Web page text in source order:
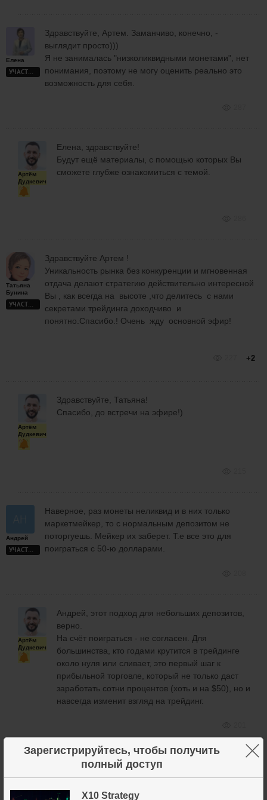
Зарегистрируйтесь, чтобы получить
полный доступ
X10 Strategy
×
Елена
УЧАСТНИК
Здравствуйте, Артем. Заманчиво, конечно, -
выглядит просто)))
Я не занималась "низколиквидными монетами", нет
понимания, поэтому не могу оценить реально это
возможность для себя.
Артём
Дудкевич
Елена, здравствуйте!
Будут ещё материалы, с помощью которых Вы
сможете глубже ознакомиться с темой.
Татьяна
Бунина
УЧАСТНИК
Здравствуйте Артем !
Уникальность рынка без конкуренции и мгновенная
отдача делают стратегию действительно интересной
Вы , как всегда на высоте ,что делитесь с нами
секретами.трейдинга доходчиво и
понятно.Спасибо.! Очень жду основной эфир!
+2
Артём
Дудкевич
Здравствуйте, Татьяна!
Спасибо, до встречи на эфире!)
Андрей
УЧАСТНИК
Наверное, раз монеты неликвид и в них только
маркетмейкер, то с нормальным депозитом не
поторгуешь. Мейкер их заберет. Т.е все это для
поиграться с 50-ю долларами.
Артём
Дудкевич
Андрей, этот подход для небольших депозитов,
верно.
На счёт поиграться - не согласен. Для
большинства, кто годами крутится в трейдинге
около нуля или сливает, это первый шаг к
прибыльной торговле, который не только даст
заработать сотни процентов (хоть и на $50), но и
навсегда изменит взгляд на трейдинг.
Мейкер их заберет.
Нет, крупную лимитную заявку он просто не